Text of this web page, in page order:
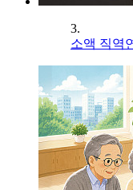
3.
소액 직역